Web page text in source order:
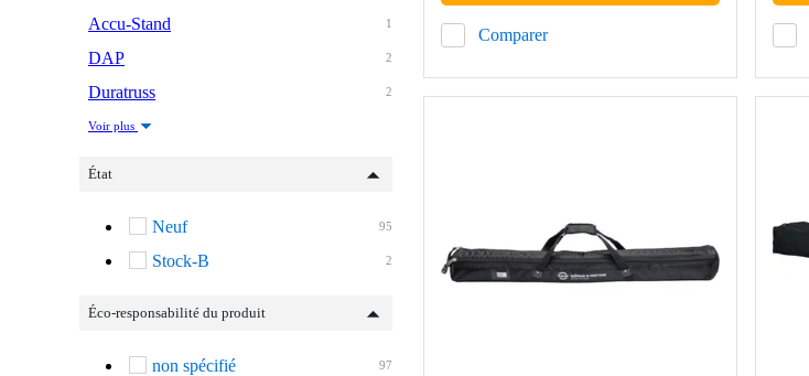
1
Accu-Stand
2
DAP
2
Duratruss
Voir plus
État
95
Neuf
2
Stock-B
Éco-responsabilité du produit
97
non spécifié
Comparer